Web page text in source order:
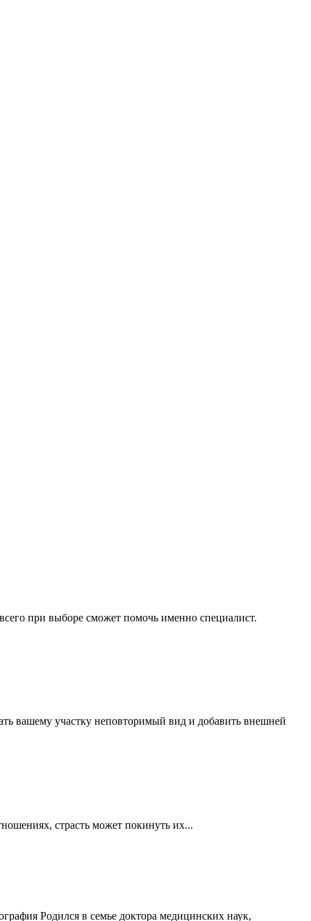
при выборе сможет помочь именно специалист.
вашему участку неповторимый вид и добавить внешней
страсть может покинуть их...
Родился в семье доктора медицинских наук,